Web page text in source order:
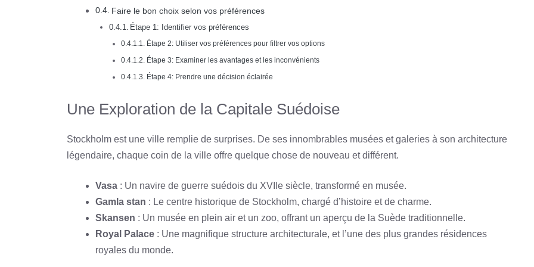
Faire le bon choix selon vos préférences
Étape 1: Identifier vos préférences
Étape 2: Utiliser vos préférences pour filtrer vos options
Étape 3: Examiner les avantages et les inconvénients
Étape 4: Prendre une décision éclairée
Une Exploration de la Capitale Suédoise
Stockholm est une ville remplie de surprises. De ses innombrables musées et galeries à son architecture
légendaire, chaque coin de la ville offre quelque chose de nouveau et différent.
Vasa : Un navire de guerre suédois du XVIIe siècle, transformé en musée.
Gamla stan : Le centre historique de Stockholm, chargé d’histoire et de charme.
Skansen : Un musée en plein air et un zoo, offrant un aperçu de la Suède traditionnelle.
Royal Palace : Une magnifique structure architecturale, et l’une des plus grandes résidences
royales du monde.